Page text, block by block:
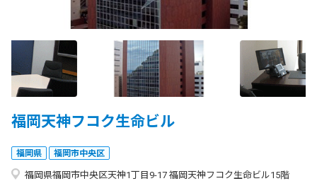
福岡天神フコク生命ビル
福岡県 福岡市中央区
福岡県福岡市中央区天神1丁目9-17 福岡天神フコク生命ビル15階